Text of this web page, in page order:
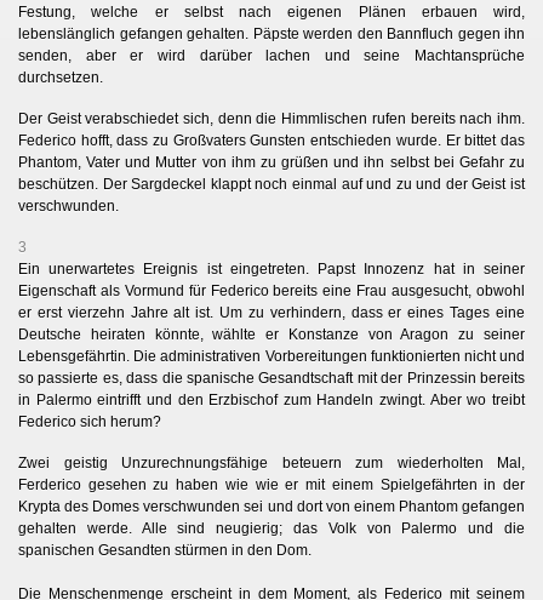
Festung, welche er selbst nach eigenen Plänen erbauen wird,
lebenslänglich gefangen gehalten. Päpste werden den Bannfluch gegen ihn
senden, aber er wird darüber lachen und seine Machtansprüche
durchsetzen.
Der Geist verabschiedet sich, denn die Himmlischen rufen bereits nach ihm.
Federico hofft, dass zu Großvaters Gunsten entschieden wurde. Er bittet das
Phantom, Vater und Mutter von ihm zu grüßen und ihn selbst bei Gefahr zu
beschützen. Der Sargdeckel klappt noch einmal auf und zu und der Geist ist
verschwunden.
3
Ein unerwartetes Ereignis ist eingetreten. Papst Innozenz hat in seiner
Eigenschaft als Vormund für Federico bereits eine Frau ausgesucht, obwohl
er erst vierzehn Jahre alt ist. Um zu verhindern, dass er eines Tages eine
Deutsche heiraten könnte, wählte er Konstanze von Aragon zu seiner
Lebensgefährtin. Die administrativen Vorbereitungen funktionierten nicht und
so passierte es, dass die spanische Gesandtschaft mit der Prinzessin bereits
in Palermo eintrifft und den Erzbischof zum Handeln zwingt. Aber wo treibt
Federico sich herum?
Zwei geistig Unzurechnungsfähige beteuern zum wiederholten Mal,
Ferderico gesehen zu haben wie wie er mit einem Spielgefährten in der
Krypta des Domes verschwunden sei und dort von einem Phantom gefangen
gehalten werde. Alle sind neugierig; das Volk von Palermo und die
spanischen Gesandten stürmen in den Dom.
Die Menschenmenge erscheint in dem Moment, als Federico mit seinem